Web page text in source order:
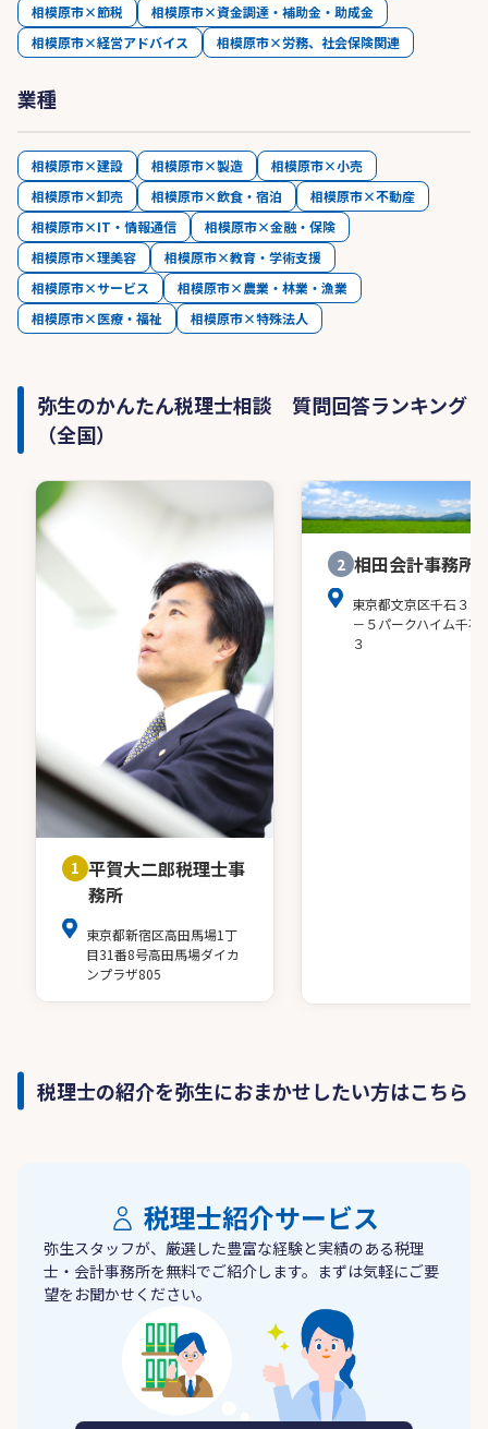
相模原市×節税
相模原市×資金調達・補助金・助成金
相模原市×経営アドバイス
相模原市×労務、社会保険関連
業種
相模原市×建設 相模原市×製造
相模原市×小売
相模原市×卸売
相模原市×飲食・宿泊
相模原市×不動産
相模原市×IT・情報通信
相模原市×金融・保険
相模原市×理美容
相模原市×教育・学術支援
相模原市×サービス
相模原市×農業・林業・漁業
相模原市×医療・福祉
相模原市×特殊法人
弥生のかんたん税理士相談 質問回答ランキング
（全国）
1 平賀大二郎税理士事
務所
東京都新宿区高田馬場1丁
目31番8号高田馬場ダイカ
ンプラザ805
2 相田会計事務所
東京都文京区千石３－
－５パークハイム千石
３
税理士の紹介を弥生におまかせしたい方はこちら
税理士紹介サービス
弥生スタッフが、厳選した豊富な経験と実績のある税理
士・会計事務所を無料でご紹介します。まずは気軽にご要
望をお聞かせください。